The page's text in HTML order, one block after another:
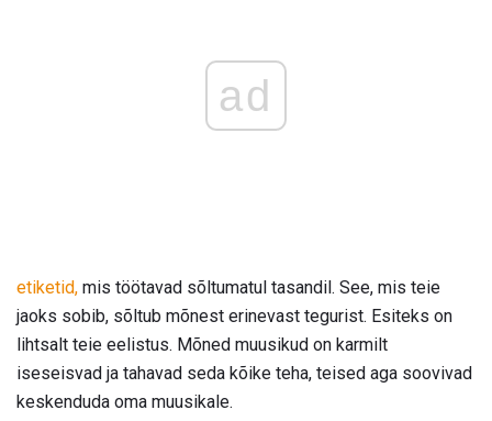
ad
etiketid, mis töötavad sõltumatul tasandil. See, mis teie
jaoks sobib, sõltub mõnest erinevast tegurist. Esiteks on
lihtsalt teie eelistus. Mõned muusikud on karmilt
iseseisvad ja tahavad seda kõike teha, teised aga soovivad
keskenduda oma muusikale.